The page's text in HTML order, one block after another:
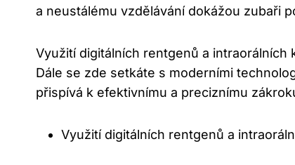
a neustálému vzdělávání dokážou zubaři
Využití digitálních rentgenů a intraorálních
Dále se zde setkáte s moderními
přispívá k efektivnímu a preciznímu
Využití digitálních rentgenů a